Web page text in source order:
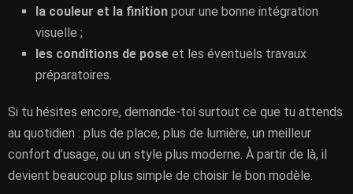
la couleur et la finition pour une bonne intégration
visuelle ;
les conditions de pose et les éventuels travaux
préparatoires.
Si tu hésites encore, demande-toi surtout ce que tu attends
au quotidien : plus de place, plus de lumière, un meilleur
confort d’usage, ou un style plus moderne. À partir de là, il
devient beaucoup plus simple de choisir le bon modèle.